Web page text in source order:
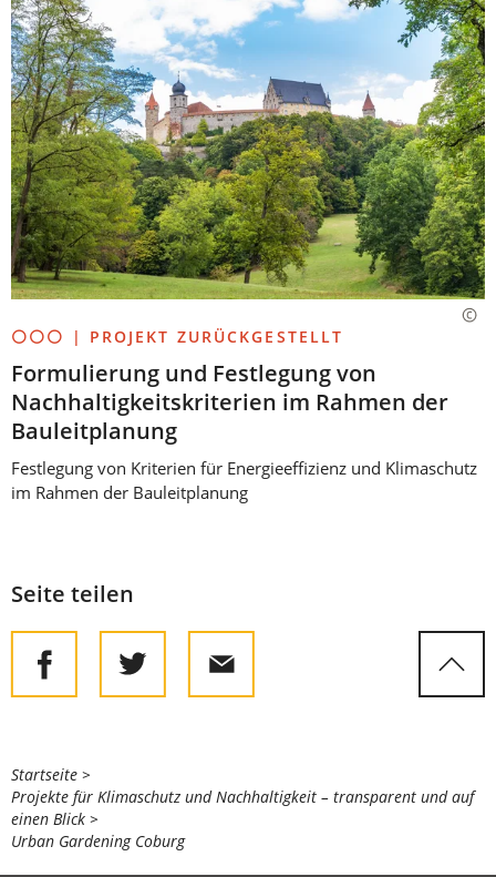
⚪⚪⚪ | PROJEKT ZURÜCKGESTELLT
Formulierung und Festlegung von
Nachhaltigkeitskriterien im Rahmen der
Bauleitplanung
Festlegung von Kriterien für Energieeffizienz und Klimaschutz
im Rahmen der Bauleitplanung
Seite teilen
Sie
befinden
sich
Startseite
Projekte für Klimaschutz und Nachhaltigkeit – transparent und auf
einen Blick
Urban Gardening Coburg